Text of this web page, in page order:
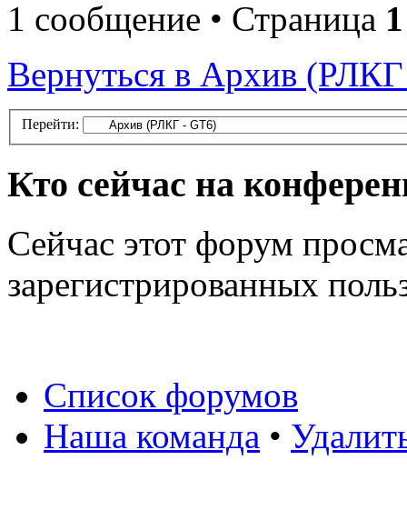
1 сообщение • Страница 1
Вернуться в Архив
Перейти:
Кто сейчас на
Сейчас этот форум
зарегистрированных
Список форумов
Наша команда •